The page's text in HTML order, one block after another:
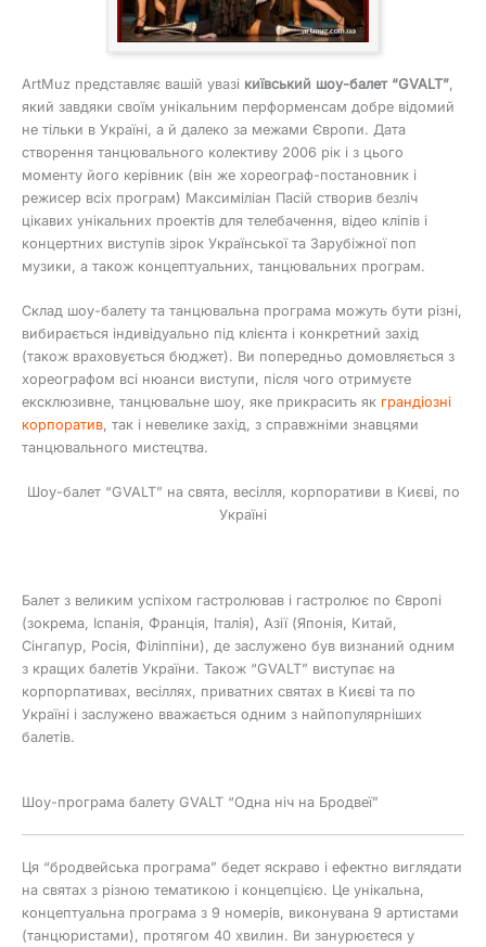
ArtMuz представляє вашій увазі київський шоу-балет “GVALT”,
який завдяки своїм унікальним перформенсам добре відомий
не тільки в Україні, а й далеко за межами Європи. Дата
створення танцювального колективу 2006 рік і з цього
моменту його керівник (він же хореограф-постановник і
режисер всіх програм) Максиміліан Пасій створив безліч
цікавих унікальних проектів для телебачення, відео кліпів і
концертних виступів зірок Української та Зарубіжної поп
музики, а також концептуальних, танцювальних програм.
Склад шоу-балету та танцювальна програма можуть бути різні,
вибирається індивідуально під клієнта і конкретний захід
(також враховується бюджет). Ви попередньо домовляється з
хореографом всі нюанси виступи, після чого отримуєте
ексклюзивне, танцювальне шоу, яке прикрасить як грандіозні
корпоратив, так і невелике захід, з справжніми знавцями
танцювального мистецтва.
Шоу-балет “GVALT” на свята, весілля, корпоративи в Києві, по
Україні
Балет з великим успіхом гастролював і гастролює по Європі
(зокрема, Іспанія, Франція, Італія), Азії (Японія, Китай,
Сінгапур, Росія, Філіппіни), де заслужено був визнаний одним
з кращих балетів України. Також “GVALT” виступає на
корпорпативах, весіллях, приватних святах в Києві та по
Україні і заслужено вважається одним з найпопулярніших
балетів.
Шоу-програма балету GVALT “Одна ніч на Бродвеї”
Ця “бродвейська програма” бедет яскраво і ефектно виглядати
на святах з різною тематикою і концепцією. Це унікальна,
концептуальна програма з 9 номерів, виконувана 9 артистами
(танцюристами), протягом 40 хвилин. Ви занурюєтеся у